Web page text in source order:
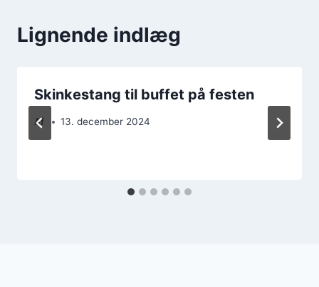
Lignende indlæg
Skinkestang til buffet på festen
Af 13. december 2024